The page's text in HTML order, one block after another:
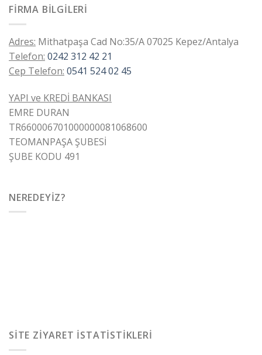
FIRMA BILGILERI
Adres: Mithatpaşa Cad No:35/A 07025 Kepez/Antalya
Telefon: 0242 312 42 21
Cep Telefon: 0541 524 02 45
YAPI ve KREDİ BANKASI
EMRE DURAN
TR660006701000000081068600
TEOMANPAŞA ŞUBESİ
ŞUBE KODU 491
NEREDEYIZ?
SITE ZIYARET İSTATISTIKLERI